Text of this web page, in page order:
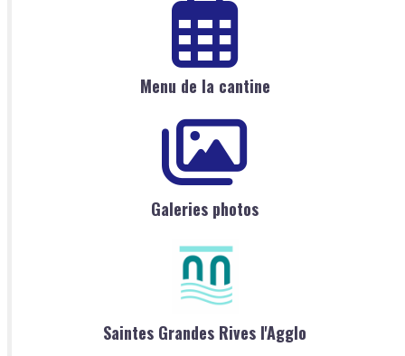
Menu de la cantine
Galeries photos
Saintes Grandes Rives l'Agglo